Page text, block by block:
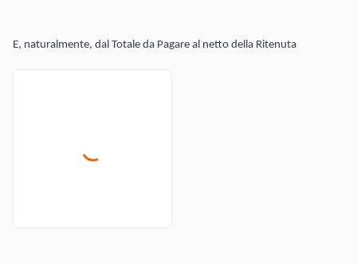
E, naturalmente, dal Totale da Pagare al netto della Ritenuta